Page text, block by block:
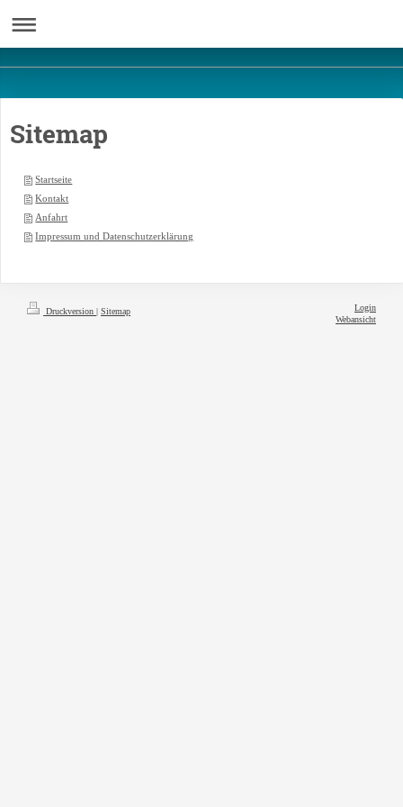
Sitemap
Startseite
Kontakt
Anfahrt
Impressum und Datenschutzerklärung
Druckversion | Sitemap
Login
Webansicht